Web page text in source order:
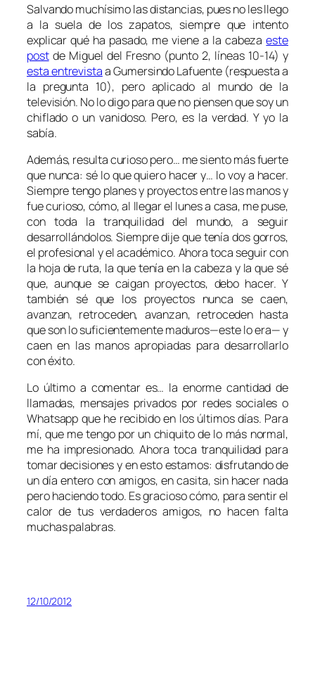
Salvando muchísimo las distancias, pues no les llego
a la suela de los zapatos, siempre que intento
explicar qué ha pasado, me viene a la cabezaeste
postde Miguel del Fresno (punto 2, líneas 10-14) y
esta entrevistaa Gumersindo Lafuente (respuesta a
la pregunta 10), pero aplicado al mundo de la
televisión. No lo digo para que no piensen que soy un
chiflado o un vanidoso. Pero, es la verdad. Y yo la
sabía.
Además, resulta curioso pero… me siento más fuerte
que nunca: sé lo que quiero hacer y… lo voy a hacer.
Siempre tengo planes y proyectos entre las manos y
fue curioso, cómo, al llegar el lunes a casa, me puse,
con toda la tranquilidad del mundo, a seguir
desarrollándolos. Siempre dije que tenía dos gorros,
el profesional y el académico. Ahora toca seguir con
la hoja de ruta, la que tenía en la cabeza y la que sé
que, aunque se caigan proyectos, debo hacer. Y
también sé que los proyectos nunca se caen,
avanzan, retroceden, avanzan, retroceden hasta
que son lo suficientemente maduros—este lo era— y
caen en las manos apropiadas para desarrollarlo
con éxito.
Lo último a comentar es… la enorme cantidad de
llamadas, mensajes privados por redes sociales o
Whatsapp que he recibido en los últimos días. Para
mí, que me tengo por un chiquito de lo más normal,
me ha impresionado. Ahora toca tranquilidad para
tomar decisiones y en esto estamos: disfrutando de
un día entero con amigos, en casita, sin hacer nada
pero haciendo todo. Es gracioso cómo, para sentir el
calor de tus verdaderos amigos, no hacen falta
muchas palabras.
12/10/2012